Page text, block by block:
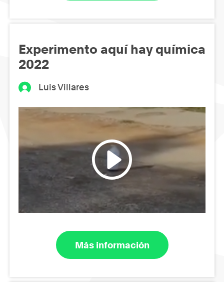
Experimento aquí hay química
2022
Luis Villares
Más información